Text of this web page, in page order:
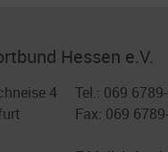
Hessen e.V.
4
Tel.: 069
Fax: 069